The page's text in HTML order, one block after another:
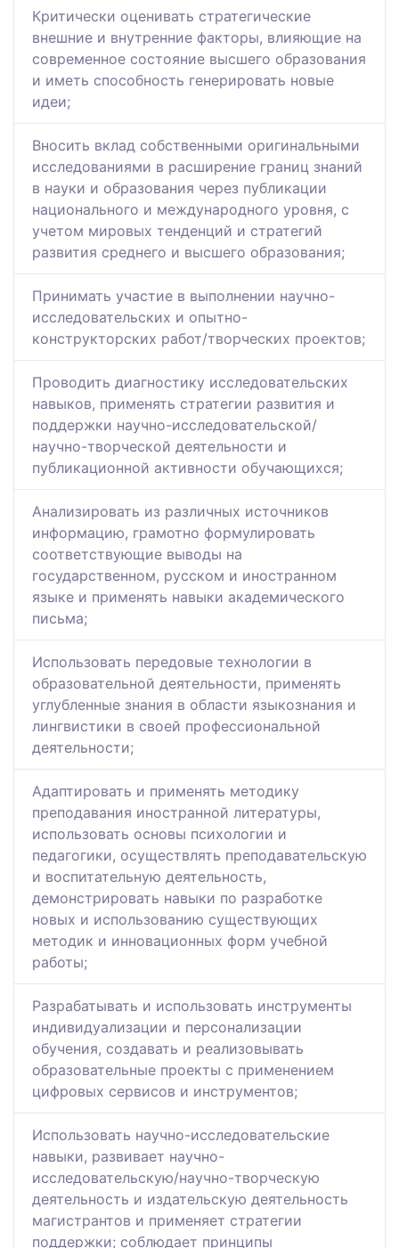
Критически оценивать стратегические
внешние и внутренние факторы, влияющие на
современное состояние высшего образования
и иметь способность генерировать новые
идеи;
Вносить вклад собственными оригинальными
исследованиями в расширение границ знаний
в науки и образования через публикации
национального и международного уровня, с
учетом мировых тенденций и стратегий
развития среднего и высшего образования;
Принимать участие в выполнении научно-
исследовательских и опытно-
конструкторских работ/творческих проектов;
Проводить диагностику исследовательских
навыков, применять стратегии развития и
поддержки научно-исследовательской/
научно-творческой деятельности и
публикационной активности обучающихся;
Анализировать из различных источников
информацию, грамотно формулировать
соответствующие выводы на
государственном, русском и иностранном
языке и применять навыки академического
письма;
Использовать передовые технологии в
образовательной деятельности, применять
углубленные знания в области языкознания и
лингвистики в своей профессиональной
деятельности;
Адаптировать и применять методику
преподавания иностранной литературы,
использовать основы психологии и
педагогики, осуществлять преподавательскую
и воспитательную деятельность,
демонстрировать навыки по разработке
новых и использованию существующих
методик и инновационных форм учебной
работы;
Разрабатывать и использовать инструменты
индивидуализации и персонализации
обучения, создавать и реализовывать
образовательные проекты с применением
цифровых сервисов и инструментов;
Использовать научно-исследовательские
навыки, развивает научно-
исследовательскую/научно-творческую
деятельность и издательскую деятельность
магистрантов и применяет стратегии
поддержки; соблюдает принципы